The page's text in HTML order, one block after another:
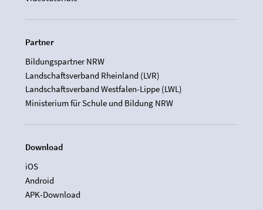
Partner
Bildungspartner NRW
Landschaftsverband Rheinland (LVR)
Landschaftsverband Westfalen-Lippe (LWL)
Ministerium für Schule und Bildung NRW
Download
iOS
Android
APK-Download